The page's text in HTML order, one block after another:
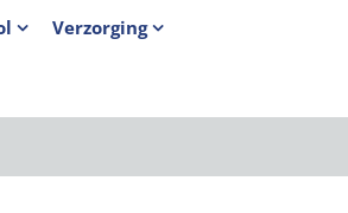
Verzorging